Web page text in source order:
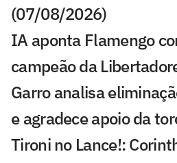
(07/08/2026)
IA aponta Flamengo
campeão da
Garro analisa
e agradece apoio da
Tironi no Lance!: